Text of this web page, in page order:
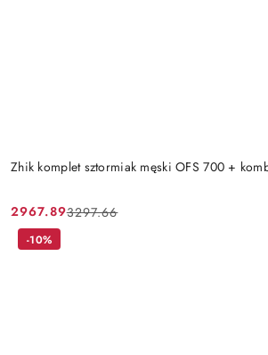
Zhik komplet sztormiak męski OFS 700 +
Cena
promocyjna:
2967.89
Cena
przed
3297.66
-10%